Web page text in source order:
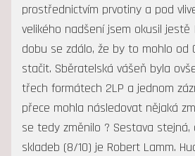
prostřednictvím prvotiny a pod
velikého nadšení jsem okusil
dobu se zdálo, že by to mohlo od
stačit. Sběratelská vášeň byla
třech formátech 2LP a jednom
přece mohla následovat nějaká
se tedy změnilo ? Sestava
skladeb (8/10) je Robert Lamm.